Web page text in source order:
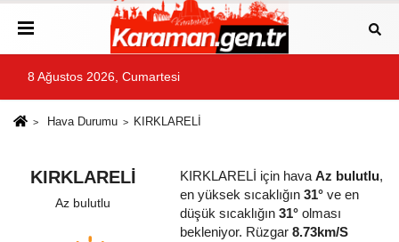
8 Ağustos 2026, Cumartesi
Hava Durumu KIRKLARELİ
KIRKLARELİ
Az bulutlu
KIRKLARELİ için hava Az bulutlu,
en yüksek sıcaklığın 31°ve en
düşük sıcaklığın 31°olması
bekleniyor. Rüzgar 8.73km/S